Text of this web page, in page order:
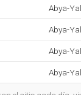
Abya-
Abya-
Abya-
Abya-